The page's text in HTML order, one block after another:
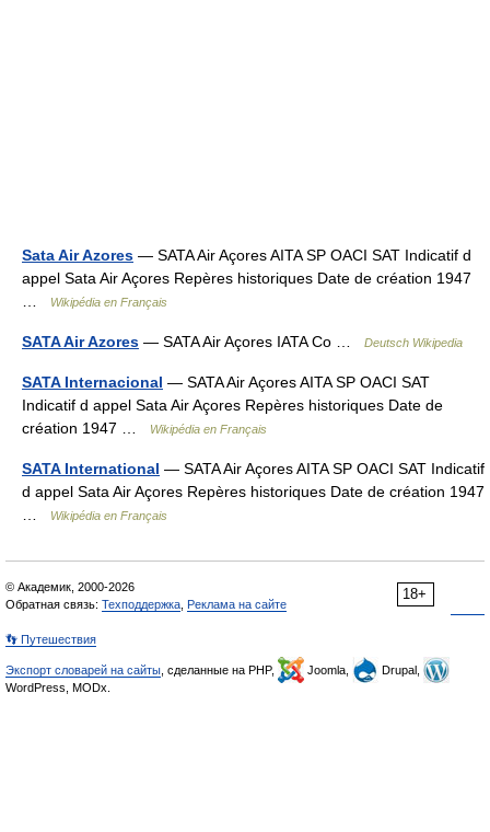
Sata Air Azores — SATA Air Açores AITA SP OACI SAT Indicatif d
appel Sata Air Açores Repères historiques Date de création 1947
Wikipédia en Français
SATA Air Azores — SATA Air Açores IATA Co … Deutsch Wikipedia
SATA Internacional — SATA Air Açores AITA SP OACI SAT
Indicatif d appel Sata Air Açores Repères historiques Date de
création 1947 …
Wikipédia en Français
SATA International — SATA Air Açores AITA SP OACI SAT Indicatif
d appel Sata Air Açores Repères historiques Date de création 1947
Wikipédia en Français
18+
© Академик, 2000-2026
Обратная связь: Техподдержка Реклама на сайте
👣 Путешествия
Экспорт словарей на сайты , сделанные на PHP, Joomla,
Drupal,
WordPress, MODx.